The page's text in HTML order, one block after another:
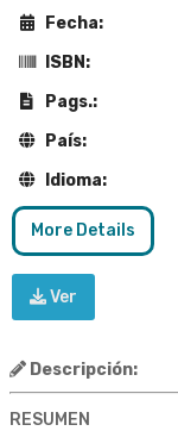
Fecha:
ISBN:
Pags.:
País:
Idioma:
More Details
Ver
Descripción:
RESUMEN